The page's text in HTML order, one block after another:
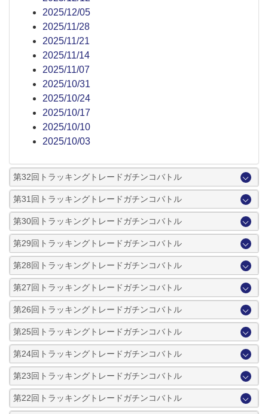
2025/12/05
2025/11/28
2025/11/21
2025/11/14
2025/11/07
2025/10/31
2025/10/24
2025/10/17
2025/10/10
2025/10/03
第32回トラッキングトレードガチンコバトル
第31回トラッキングトレードガチンコバトル
第30回トラッキングトレードガチンコバトル
第29回トラッキングトレードガチンコバトル
第28回トラッキングトレードガチンコバトル
第27回トラッキングトレードガチンコバトル
第26回トラッキングトレードガチンコバトル
第25回トラッキングトレードガチンコバトル
第24回トラッキングトレードガチンコバトル
第23回トラッキングトレードガチンコバトル
第22回トラッキングトレードガチンコバトル